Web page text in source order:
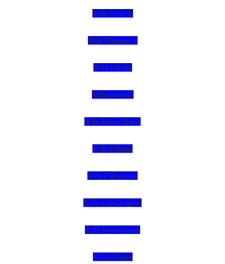
4Life Croacia
4Life Dinamarca
4Life Irlanda
4Life Lituania
4Life Paises Bajos
4Life Polonia
4Life Eslovaquia
4Life Suiza (Inglés)
4Life Reino Unido
4Life Bélgica